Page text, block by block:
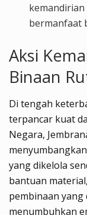
bermanfaat
Aksi
Binaan
Di tengah
terpancar kuat
Negara,
yang dikelola
bantuan
pembinaan
menumbuhkan